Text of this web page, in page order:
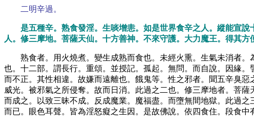
二明辛過。
是五種辛。熟食發淫。生啖增恚。如是世界食辛之人。縱能宣
人。修三摩地。菩薩天仙。十方善神。不來守護。大力魔王。得其
熟食者。用火燒煮。變生成熟而食也。未經火熏。生氣未消者
也。十二部。謂長行。重頌。並授記。孤起。無問。而自說。因緣
而不正。其性相違。故嫌而遠離也。餓鬼等。性之邪者。聞五辛臭
威光。被邪氣之所侵奪。故而日消。此過之二也。修三摩地者。菩
而成之。以致三昧不成。反成魔業。魔福盡。而墮無間地獄。此過
而已。眼色耳聲。皆為淫怒癡之生因。是故佛說。依四食住。段食中